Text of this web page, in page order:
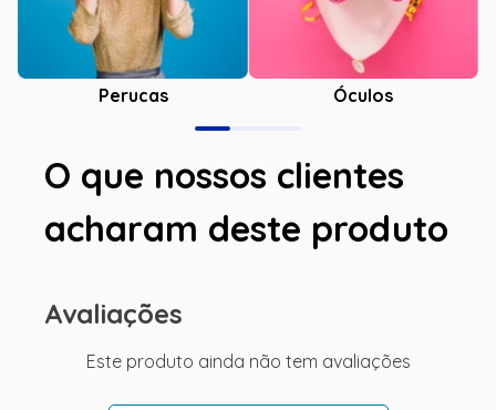
Perucas Óculos
O que nossos clientes
acharam deste produto
Avaliações
Este produto ainda não tem avaliações